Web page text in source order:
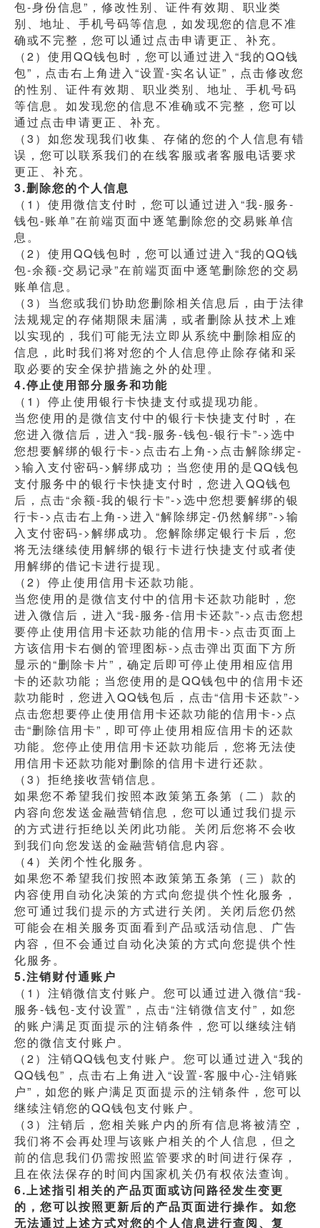
包-身份信息”，修改性别、证件有效期、职业类
别、地址、手机号码等信息，如发现您的信息不准
确或不完整，您可以通过点击申请更正、补充。
（2）使用QQ钱包时，您可以通过进入“我的QQ钱
包”，点击右上角进入“设置-实名认证”，点击修改您
的性别、证件有效期、职业类别、地址、手机号码
等信息。如发现您的信息不准确或不完整，您可以
通过点击申请更正、补充。
（3）如您发现我们收集、存储的您的个人信息有错
误，您可以联系我们的在线客服或者客服电话要求
更正、补充。
3.删除您的个人信息
（1）使用微信支付时，您可以通过进入“我-服务-
钱包-账单”在前端页面中逐笔删除您的交易账单信
息。
（2）使用QQ钱包时，您可以通过进入“我的QQ钱
包-余额-交易记录”在前端页面中逐笔删除您的交易
账单信息。
（3）当您或我们协助您删除相关信息后，由于法律
法规规定的存储期限未届满，或者删除从技术上难
以实现的，我们可能无法立即从系统中删除相应的
信息，此时我们将对您的个人信息停止除存储和采
取必要的安全保护措施之外的处理。
4.停止使用部分服务和功能
（1）停止使用银行卡快捷支付或提现功能。
当您使用的是微信支付中的银行卡快捷支付时，在
您进入微信后，进入“我-服务-钱包-银行卡”->选中
您想要解绑的银行卡->点击右上角->点击解除绑定-
>输入支付密码->解绑成功；当您使用的是QQ钱包
支付服务中的银行卡快捷支付时，您进入QQ钱包
后，点击“余额-我的银行卡”->选中您想要解绑的银
行卡->点击右上角->进入“解除绑定-仍然解绑”->输
入支付密码->解绑成功。您解除绑定银行卡后，您
将无法继续使用解绑的银行卡进行快捷支付或者使
用解绑的借记卡进行提现。
（2）停止使用信用卡还款功能。
当您使用的是微信支付中的信用卡还款功能时，您
进入微信后，进入“我-服务-信用卡还款”->点击您想
要停止使用信用卡还款功能的信用卡->点击页面上
方该信用卡右侧的管理图标->点击弹出页面下方所
显示的“删除卡片”，确定后即可停止使用相应信用
卡的还款功能；当您使用的是QQ钱包中的信用卡还
款功能时，您进入QQ钱包后，点击“信用卡还款”->
点击您想要停止使用信用卡还款功能的信用卡->点
击“删除信用卡”，即可停止使用相应信用卡的还款
功能。您停止使用信用卡还款功能后，您将无法使
用信用卡还款功能对删除的信用卡进行还款。
（3）拒绝接收营销信息。
如果您不希望我们按照本政策第五条第（二）款的
内容向您发送金融营销信息，您可以通过我们提示
的方式进行拒绝以关闭此功能。关闭后您将不会收
到我们向您发送的金融营销信息内容。
（4）关闭个性化服务。
如果您不希望我们按照本政策第五条第（三）款的
内容使用自动化决策的方式向您提供个性化服务，
您可通过我们提示的方式进行关闭。关闭后您仍然
可能会在相关服务页面看到产品或活动信息、广告
内容，但不会通过自动化决策的方式向您提供个性
化服务。
5.注销财付通账户
（1）注销微信支付账户。您可以通过进入微信“我-
服务-钱包-支付设置”，点击“注销微信支付”，如您
的账户满足页面提示的注销条件，您可以继续注销
您的微信支付账户。
（2）注销QQ钱包支付账户。您可以通过进入“我的
QQ钱包”，点击右上角进入“设置-客服中心-注销账
户”，如您的账户满足页面提示的注销条件，您可以
继续注销您的QQ钱包支付账户。
（3）注销后，您相关账户内的所有信息将被清空，
我们将不会再处理与该账户相关的个人信息，但之
前的信息我们仍需按照监管要求的时间进行保存，
且在依法保存的时间内国家机关仍有权依法查询。
6.上述指引相关的产品页面或访问路径发生变更
的，您可以按照更新后的产品页面进行操作。如您
无法通过上述方式对您的个人信息进行查阅、复